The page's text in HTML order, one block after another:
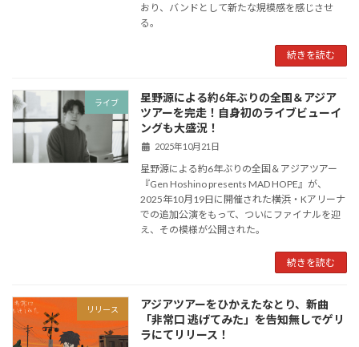
おり、バンドとして新たな規模感を感じさせ
る。
続きを読む
ライブ
星野源による約6年ぶりの全国＆アジア
ツアーを完走！自身初のライブビューイ
ングも大盛況！
2025年10月21日
星野源による約6年ぶりの全国＆アジアツアー
『Gen Hoshino presents MAD HOPE』が、
2025年10月19日に開催された横浜・Kアリーナ
での追加公演をもって、ついにファイナルを迎
え、その模様が公開された。
続きを読む
リリース
アジアツアーをひかえたなとり、新曲
「非常口 逃げてみた」を告知無しでゲリ
ラにてリリース！